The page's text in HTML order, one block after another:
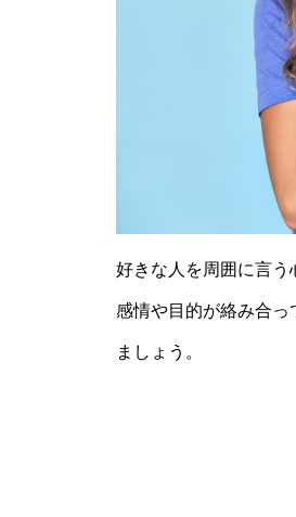
好きな人を周囲に言
感情や目的が絡み合っ
ましょう。